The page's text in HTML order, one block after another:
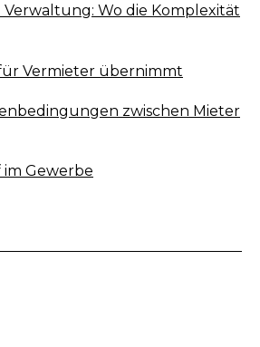
Wo die Komplexität
Vermieter übernimmt
zwischen Mieter
Gewerbe